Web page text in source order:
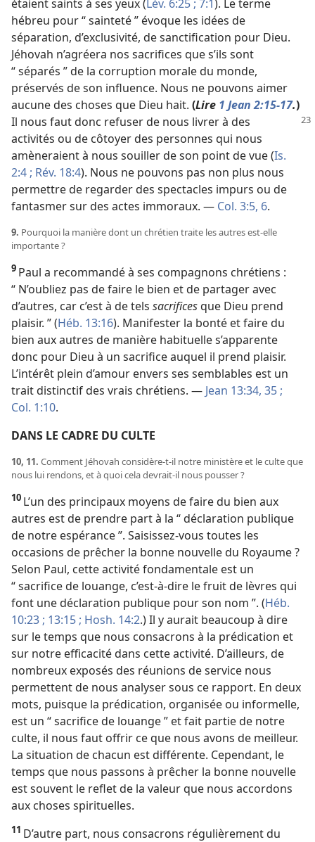
étaient saints à ses yeux (Lév. 6:25 ; 7:1 ). Le terme
hébreu pour “ sainteté ” évoque les idées de
séparation, d’exclusivité, de sanctification pour Dieu.
Jéhovah n’agréera nos sacrifices que s’ils sont
“ séparés ” de la corruption morale du monde,
préservés de son influence. Nous ne pouvons aimer
aucune des choses que Dieu hait. (Lire 1 Jean 2:15-17.)
Il nous fautdonc refuser de nous livrer à des
activités ou de côtoyer des personnes qui nous
amèneraient à nous souiller de son point de vue (Is.
2:4 ; Rév. 18:4). Nous ne pouvons pas non plus nous
permettre de regarder des spectacles impurs ou de
fantasmer sur des actes immoraux. — Col. 3:5, 6.
9. Pourquoi la manière dont un chrétien traite les autres est-​elle
importante ?
9 Paul a recommandé à ses compagnons chrétiens :
“ N’oubliez pas de faire le bien et de partager avec
d’autres, car c’est à de tels sacrificesque Dieu prend
plaisir. ” (Héb. 13:16). Manifester la bonté et faire du
bien aux autres de manière habituelle s’apparente
donc pour Dieu à un sacrifice auquel il prend plaisir.
L’intérêt plein d’amour envers ses semblables est un
trait distinctif des vrais chrétiens. — Jean 13:34, 35 ;
Col. 1:10.
DANS LE CADRE DU CULTE
10, 11. Comment Jéhovah considère-​t-​il notre ministère et le culte que
nous lui rendons, et à quoi cela devrait-​il nous pousser ?
10 L’un des principaux moyens de faire du bien aux
autres est de prendre part à la “ déclaration publique
de notre espérance ”. Saisissez-​vous toutes les
occasions de prêcher la bonne nouvelle du Royaume ?
Selon Paul, cette activité fondamentale est un
“ sacrifice de louange, c’est-à-dire le fruit de lèvres qui
font une déclaration publique pour son nom ”. (Héb.
10:23 ; 13:15 ; Hosh. 14:2.) Il y aurait beaucoup à dire
sur le temps que nous consacrons à la prédication et
sur notre efficacité dans cette activité. D’ailleurs, de
nombreux exposés des réunions de service nous
permettent de nous analyser sous ce rapport. En deux
mots, puisque la prédication, organisée ou informelle,
est un “ sacrifice de louange ” et fait partie de notre
culte, il nous faut offrir ce que nous avons de meilleur.
La situation de chacun est différente. Cependant, le
temps que nous passons à prêcher la bonne nouvelle
est souvent le reflet de la valeur que nous accordons
aux choses spirituelles.
11 D’autre part, nous consacrons régulièrement du